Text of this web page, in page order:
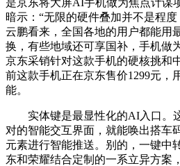
暗示：“无限的硬件叠加并不是程
云鹏看来，全国各地的用户都能用
换，有些地域还可享国补，手机做
京东采销针对这款手机的硬核挑和
前这款手机正在京东售价1299元，
能。
实体键是最显性化的AI入口。
对的智能交互界面，就能唤出搭车
元素进行智能推送。别的，一键中
东和荣耀结合定制的一系立异方案